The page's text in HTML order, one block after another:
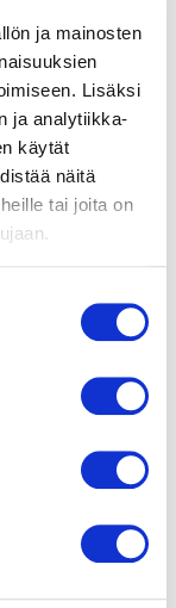
ja mainosten
Lisäksi
ja analytiikka-
käytät
näitä
tai joita on